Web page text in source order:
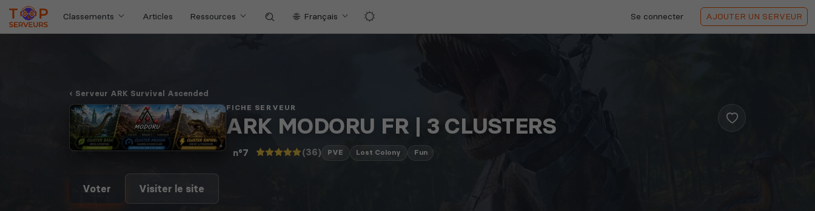
Classements Articles Ressources Français Se connecter AJOUTER UN SERVEUR
Serveur ARK Survival Ascended
FICHE SERVEUR
ARK MODORU FR | 3 CLUSTERS
n°7 (36) PVE Lost Colony Fun
Voter Visiter le site